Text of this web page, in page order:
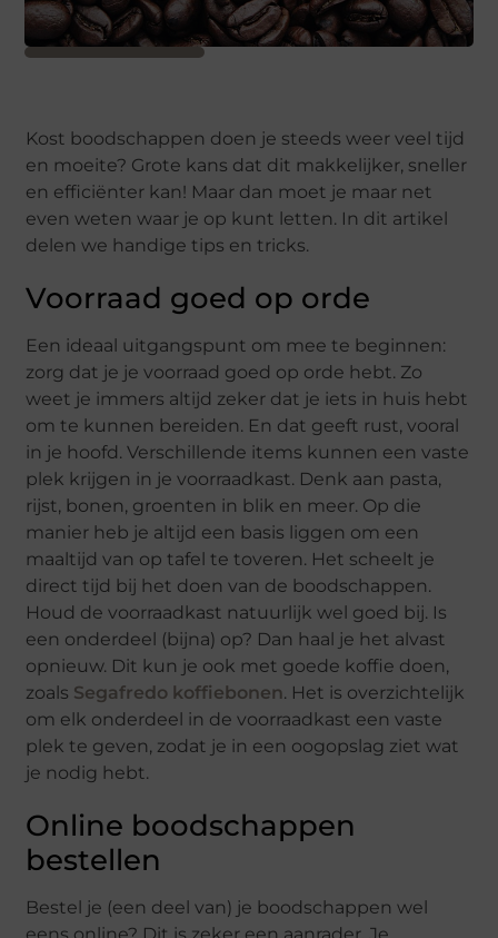
Kost boodschappen doen je steeds weer veel tijd
en moeite? Grote kans dat dit makkelijker, sneller
en efficiënter kan! Maar dan moet je maar net
even weten waar je op kunt letten. In dit artikel
delen we handige tips en tricks.
Voorraad goed op orde
Een ideaal uitgangspunt om mee te beginnen:
zorg dat je je voorraad goed op orde hebt. Zo
weet je immers altijd zeker dat je iets in huis hebt
om te kunnen bereiden. En dat geeft rust, vooral
in je hoofd. Verschillende items kunnen een vaste
plek krijgen in je voorraadkast. Denk aan pasta,
rijst, bonen, groenten in blik en meer. Op die
manier heb je altijd een basis liggen om een
maaltijd van op tafel te toveren. Het scheelt je
direct tijd bij het doen van de boodschappen.
Houd de voorraadkast natuurlijk wel goed bij. Is
een onderdeel (bijna) op? Dan haal je het alvast
opnieuw. Dit kun je ook met goede koffie doen,
zoals Segafredo koffiebonen. Het is overzichtelijk
om elk onderdeel in de voorraadkast een vaste
plek te geven, zodat je in een oogopslag ziet wat
je nodig hebt.
Online boodschappen
bestellen
Bestel je (een deel van) je boodschappen wel